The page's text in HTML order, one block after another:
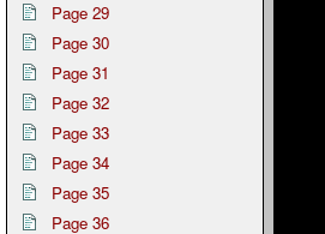
Page 29
Page 30
Page 31
Page 32
Page 33
Page 34
Page 35
Page 36